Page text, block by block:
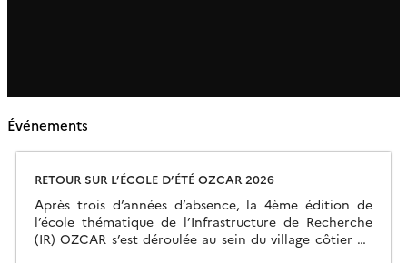
Événements
RETOUR SUR L’ÉCOLE D’ÉTÉ OZCAR 2026
Après trois d’années d’absence, la 4ème édition de
l’école thématique de l’Infrastructure de Recherche
(IR) OZCAR s’est déroulée au sein du village côtier de